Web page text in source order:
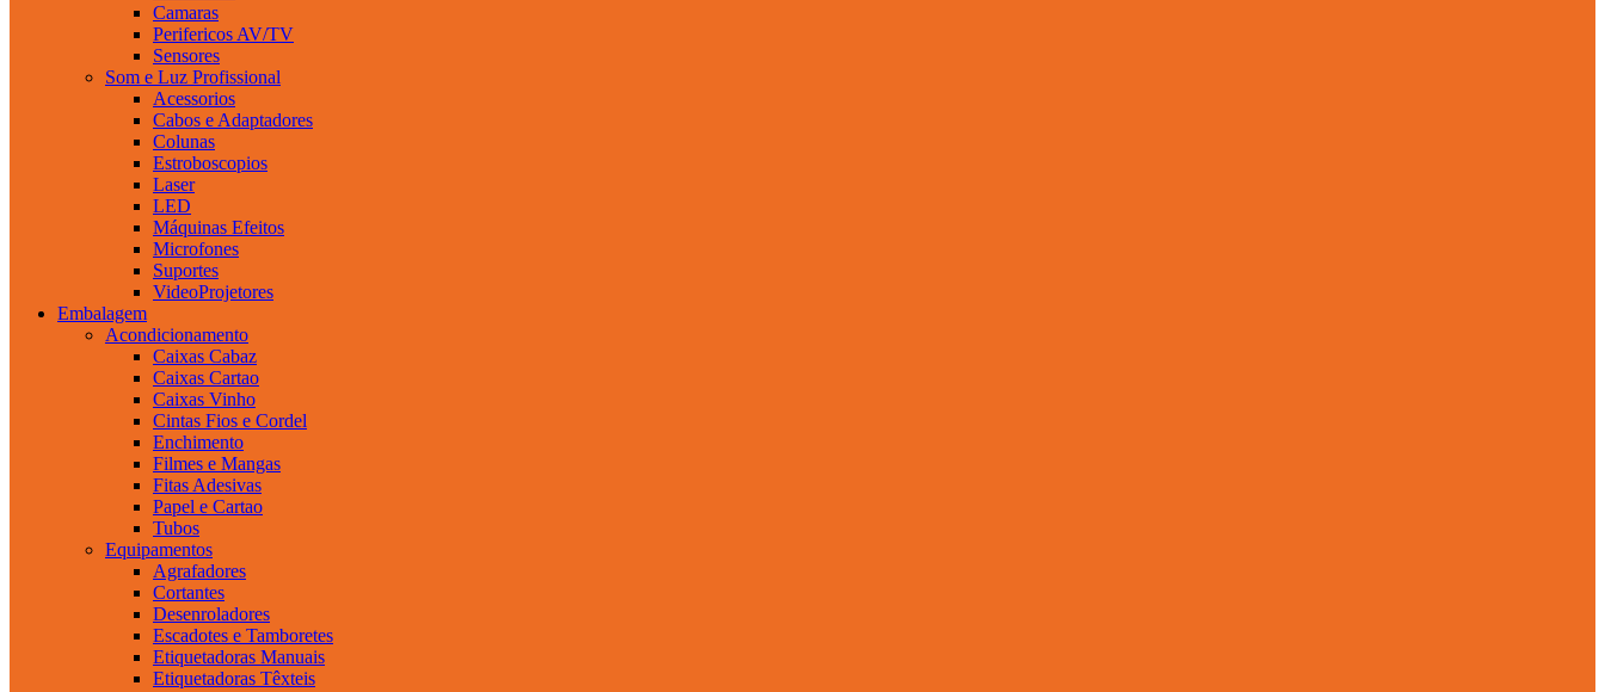
Camaras
Perifericos AV/TV
Sensores
Som e Luz Profissional
Acessorios
Cabos e Adaptadores
Colunas
Estroboscopios
Laser
LED
Máquinas Efeitos
Microfones
Suportes
VideoProjetores
Embalagem
Acondicionamento
Caixas Cabaz
Caixas Cartao
Caixas Vinho
Cintas Fios e Cordel
Enchimento
Filmes e Mangas
Fitas Adesivas
Papel e Cartao
Tubos
Equipamentos
Agrafadores
Cortantes
Desenroladores
Escadotes e Tamboretes
Etiquetadoras Manuais
Etiquetadoras Têxteis